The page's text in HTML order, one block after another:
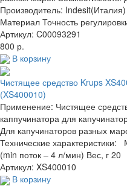
Производитель:
Материал Точность
Артикул: C00093291
800 р.
В корзину
Чистящее средство Krups
(XS400010)
Применение: Чистящее
каппучинатора для
Для капучинаторов разных
Технические характеристики:
(min поток – 4 л/мин) Вес, г 20
Артикул: XS400010
В корзину